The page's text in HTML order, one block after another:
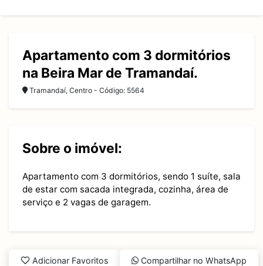
Apartamento com 3 dormitórios
na Beira Mar de Tramandaí.
Tramandaí, Centro - Código: 5564
Sobre o imóvel:
Apartamento com 3 dormitórios, sendo 1 suíte, sala
de estar com sacada integrada, cozinha, área de
serviço e 2 vagas de garagem.
Adicionar Favoritos Compartilhar no WhatsApp